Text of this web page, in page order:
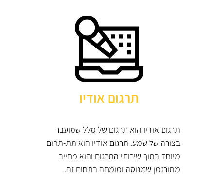
תרגום אודיו
תרגום אודיו הוא תרגום של מלל שמועבר
בצורה של שמע. תרגום אודיו הוא תת-תחום
מיוחד בתוך שירותי התרגום והוא מחייב
מתורגמן שמנוסה ומומחה בתחום זה.